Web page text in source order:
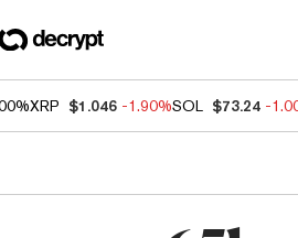
XRP $1.046 -1.90%SOL $73.24 -